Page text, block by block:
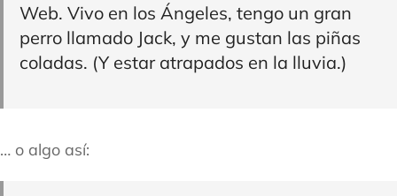
Web. Vivo en los Ángeles, tengo un gran
perro llamado Jack, y me gustan las piñas
coladas. (Y estar atrapados en la lluvia.)
… o algo así: